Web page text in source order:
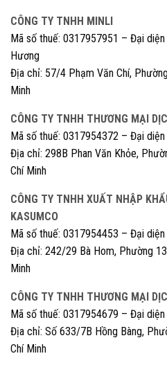
CÔNG TY TNHH MINLI
Mã số thuế: 0317957951 – Đại
Hương
Địa chỉ: 57/4 Phạm Văn Chí,
Minh
CÔNG TY TNHH THƯƠNG MẠI
Mã số thuế: 0317954372 – Đại
Địa chỉ: 298B Phan Văn Khỏe,
Chí Minh
CÔNG TY TNHH XUẤT NHẬP
KASUMCO
Mã số thuế: 0317954453 – Đại
Địa chỉ: 242/29 Bà Hom, Phường
Minh
CÔNG TY TNHH THƯƠNG MẠI
Mã số thuế: 0317954679 – Đại diện
Địa chỉ: Số 633/7B Hồng Bàng,
Chí Minh